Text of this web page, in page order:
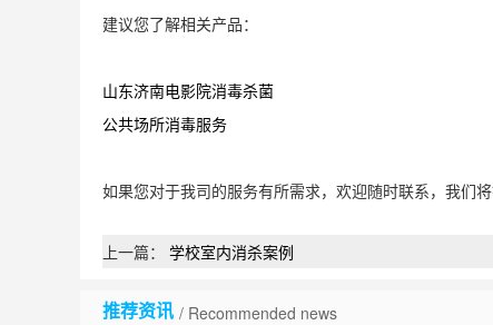
建议您了解相关产品：
山东济南电影院消毒杀菌
公共场所消毒服务
如果您对于我司的服务有所需求，欢迎随时联系，我们
上一篇： 学校室内消杀案例
推荐资讯 / Recommended news